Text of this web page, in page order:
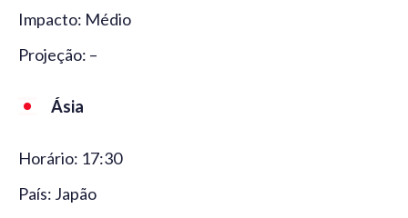
Impacto: Médio
Projeção: –
Ásia
Horário: 17:30
País: Japão